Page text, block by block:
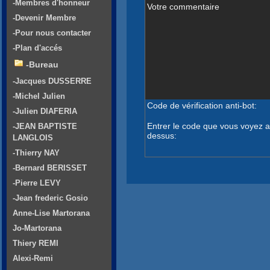
Votre commentaire
Code de vérification anti-bot:
Entrer le code que vous voyez
dessus:
-Membres d'honneur
-Devenir Membre
-Pour nous contacter
-Plan d'accés
-Bureau
-Jacques DUSSERRE
-Michel Julien
-Julien DIAFERIA
-JEAN BAPTISTE
LANGLOIS
-Thierry NAY
-Bernard BERISSET
-Pierre LEVY
-Jean frederic Gosio
Anne-Lise Martorana
Jo-Martorana
Thiery REMI
Alexi-Remi